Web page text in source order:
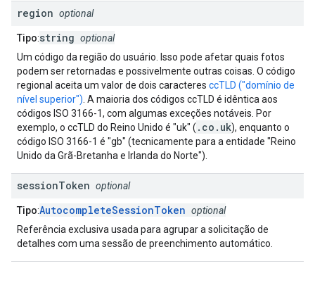
region optional
Tipo:string optional
Um código da região do usuário. Isso pode afetar quais fotos
podem ser retornadas e possivelmente outras coisas. O código
regional aceita um valor de dois caracteres ccTLD ("domínio de
nível superior") . A maioria dos códigos ccTLD é idêntica aos
códigos ISO 3166-1, com algumas exceções notáveis. Por
exemplo, o ccTLD do Reino Unido é "uk" ( .co.uk), enquanto o
código ISO 3166-1 é "gb" (tecnicamente para a entidade "Reino
Unido da Grã-Bretanha e Irlanda do Norte").
sessionToken optional
Tipo:AutocompleteSessionToken optional
Referência exclusiva usada para agrupar a solicitação de
detalhes com uma sessão de preenchimento automático.